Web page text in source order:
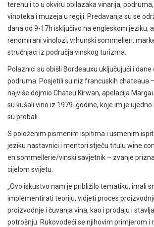
terenu i to u okviru obilazaka vinarija,
vinoteka i muzeja u regiji. Predavanja su se
dana od 9-17h isključivo na engleskom jeziku,
renomirani vinolozi, vrhunski sommelieri,
stručnjaci iz područja vinskog turizma.
Polaznici su obišli Bordeauxu uključujući i
podruma. Posjetili su niz francuskih chateaua
najviše dojmio Chateu Kirwan, apelacija
su kušali vino iz 1979. godine, koje im je ujedno
su probali.
S položenim pismenim ispitima i usmenim
jeziku nastavnici i mentori stječu titulu wine
en sommellerie/vinski savjetnik – zvanje
cijelom svijetu.
„Ovo iskustvo nam je približilo tematiku, imali
implementirati teoriju, vidjeti proces
proizvodnje i čuvanja vina, kao i prodaju i
potrošnju. Rukovodeći se njihovim primjerom i